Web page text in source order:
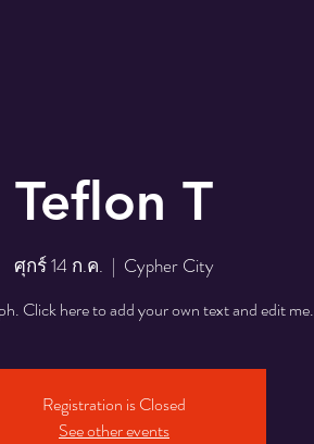
Teflon T
ศุกร์ 14 ก.ค.
  |
Cypher City
Click here to add your own text and edit me.
Registration is Closed
See other events